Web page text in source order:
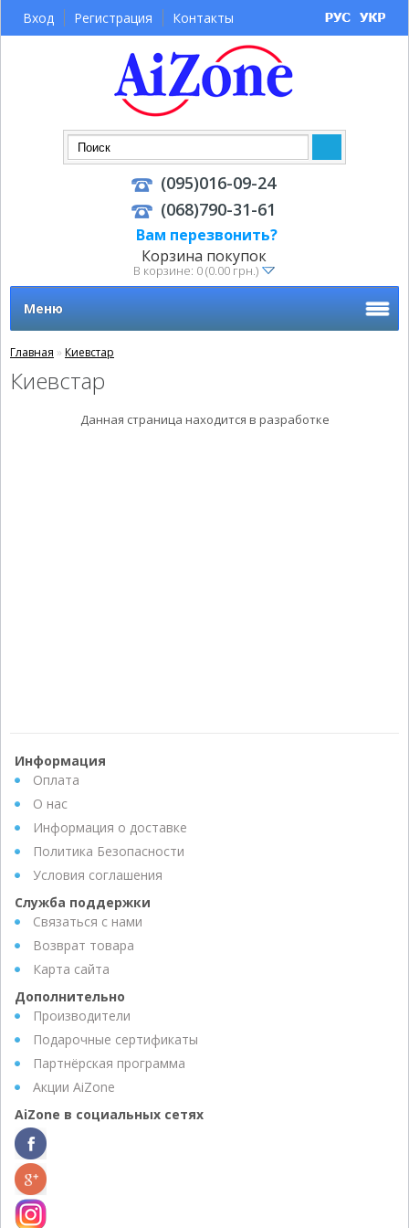
Корзина покупок
В корзине: 0 (0.00 грн.)
(095)016-09-24
(068)790-31-61
Вам перезвонить?
Вход Регистрация Контакты
Меню
Главная » Киевстар
Киевстар
Данная страница находится в разработке
Информация
Оплата
О нас
Информация о доставке
Политика Безопасности
Условия соглашения
Служба поддержки
Связаться с нами
Возврат товара
Карта сайта
Дополнительно
Производители
Подарочные сертификаты
Партнёрская программа
Акции AiZone
AiZone в социальных сетях